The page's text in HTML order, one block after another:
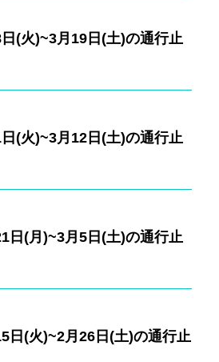
(火)~3月19日(土)の通行止
(火)~3月12日(土)の通行止
日(月)~3月5日(土)の通行止
日(火)~2月26日(土)の通行止